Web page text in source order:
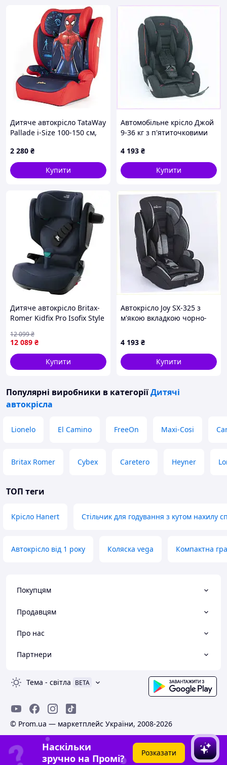
Дитяче автокрісло TataWay
Pallade i-Size 100-150 см,
2 280 ₴
Купити
Автомобільне крісло Джой
9-36 кг з п'ятиточковими
C900E4058
4 193 ₴
Купити
Дитяче автокрісло Britax-
Romer Kidfix Pro Isofix Style
12 089 ₴
12 099₴
Купити
Автокрісло Joy SX-325 з
м'якою вкладкою чорно-
4 193 ₴
Купити
Популярні виробники в категоріїДитячі
автокрісла
Lionelo El Camino FreeOn Maxi-Cosi
Britax Romer Cybex Caretero Heyner
ТОП теги
Крісло Hanert Стільчик для годування з кутом нахилу
Автокрісло від 1 року Коляска vega Компактна
Покупцям
Продавцям
Про нас
Партнери
Тема - світла BETA
© Prom.ua — маркетплейс України, 2008-2026
Наскільки
зручно на Промі?
Розказати